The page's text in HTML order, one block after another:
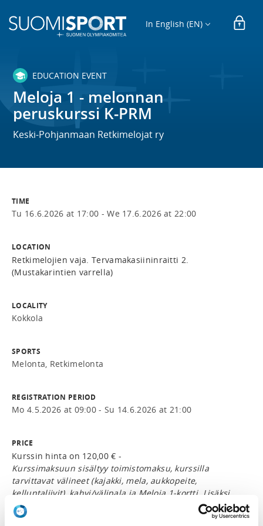
In English (EN)
EDUCATION EVENT
Meloja 1 - melonnan
peruskurssi K-PRM
Keski-Pohjanmaan Retkimelojat ry
TIME
Tu 16.6.2026 at 17:00 -We 17.6.2026 at 22:00
LOCATION
Retkimelojien vaja. Tervamakasiininraitti 2.
(Mustakarintien varrella)
LOCALITY
Kokkola
SPORTS
Melonta, Retkimelonta
REGISTRATION PERIOD
Mo 4.5.2026 at 09:00 - Su 14.6.2026 at 21:00
PRICE
Kurssin hinta on 120,00 € -
Kurssimaksuun sisältyy toimistomaksu, kurssilla
tarvittavat välineet (kajakki, mela, aukkopeite,
kelluntaliivit), kahvi/välipala ja Meloja 1-kortti. Lisäksi
saat kuluvan vuoden seuran jäsen- ja kalustomaksun
halutessasi puoleen hintaan (norm. 40€ ja 80€). Ikäraja